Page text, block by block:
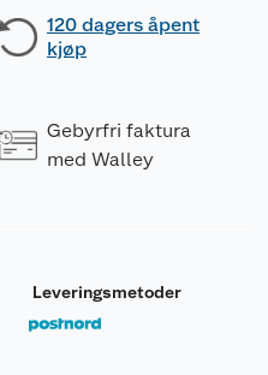
120 dagers åpent
kjøp
Gebyrfri faktura
med Walley
Leveringsmetoder